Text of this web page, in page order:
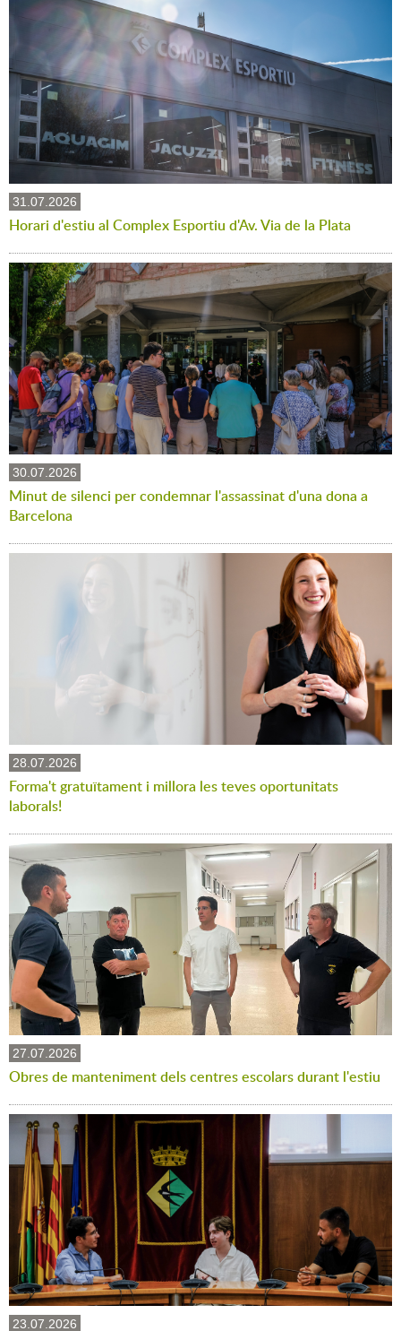
31.07.2026
Horari d'estiu al Complex Esportiu d'Av. Via de la Plata
30.07.2026
Minut de silenci per condemnar l'assassinat d'una dona a
Barcelona
28.07.2026
Forma't gratuïtament i millora les teves oportunitats
laborals!
27.07.2026
Obres de manteniment dels centres escolars durant l'estiu
23.07.2026